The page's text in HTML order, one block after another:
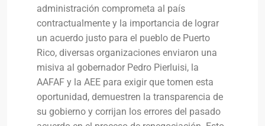
administración comprometa al país
contractualmente y la importancia de lograr
un acuerdo justo para el pueblo de Puerto
Rico, diversas organizaciones enviaron una
misiva al gobernador Pedro Pierluisi, la
AAFAF y la AEE para exigir que tomen esta
oportunidad, demuestren la transparencia de
su gobierno y corrijan los errores del pasado